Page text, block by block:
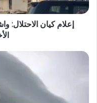
إعلام كيان